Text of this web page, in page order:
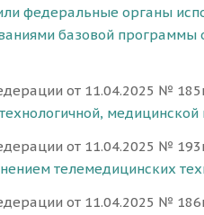
федеральные органы
базовой программы
от 11.04.2025 №
от 11.04.2025 №
телемедицинских
от 11.04.2025 №